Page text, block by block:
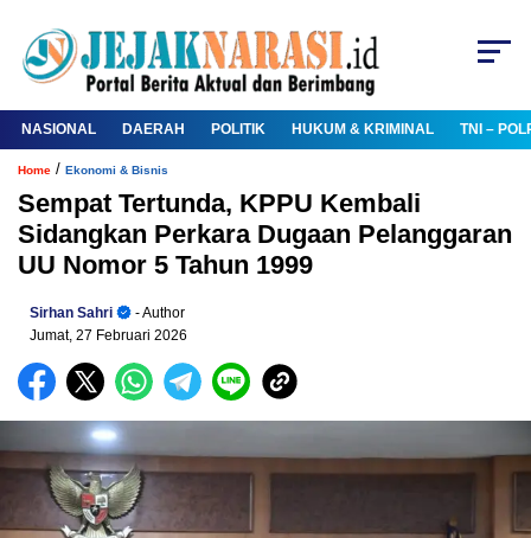
NASIONAL DAERAH POLITIK HUKUM & KRIMINAL TNI –
Home / Ekonomi & Bisnis
Sempat Tertunda, KPPU Kembali
Sidangkan Perkara Dugaan Pelanggaran
UU Nomor 5 Tahun 1999
Sirhan Sahri
- Author
Jumat, 27 Februari 2026